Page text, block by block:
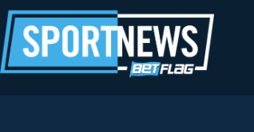
al
contenuto